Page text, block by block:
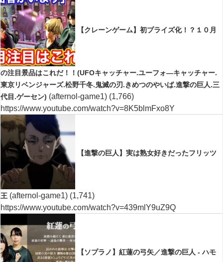
【クレーンゲーム】初プライズ化！？１０月
の注目景品はこれだ！！(UFOキャッチャー.ユーフォ―キャッチャー.
東京リベンジャーズ.松野千冬.鬼滅の刃.きめつのやいば.進撃の巨人.三
代目.ゲーセン) (afternol-game1) (1,766)
https://www.youtube.com/watch?v=8K5blmFxo8Y
【進撃の巨人】実は熟女好きだったフリッツ
王 (afternol-game1) (1,741)
https://www.youtube.com/watch?v=439mlY9uZ9Q
【ソプラノ】紅蓮の弓矢／進撃の巨人 - ハモ